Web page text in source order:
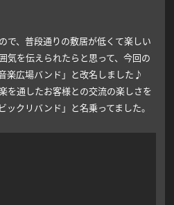
で、普段通りの敷居が低くて楽しい
気を伝えられたらと思って、今回の
楽広場バンド」と改名しました♪
を通したお客様との交流の楽しさを
クリバンド」と名乗ってました。